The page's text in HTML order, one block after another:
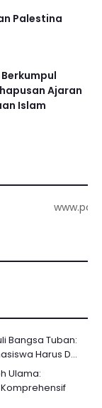
Palestina
Ajaran
Islam
Bangsa Tuban:
Harus D...
Ulama: